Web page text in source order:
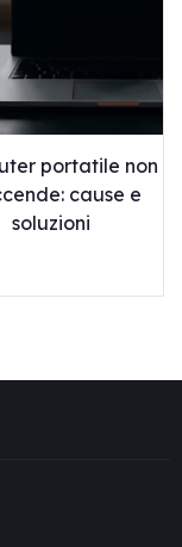
portatile non
cause e
soluzioni